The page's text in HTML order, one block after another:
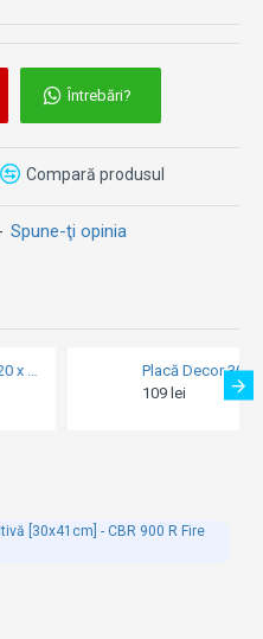
Spune-ţi opinia
Întrebări?
Compară produsul
Tac Signs 3D - Plăcuță metalică decorativă 3D [15x20cm - extra groasa] Route US 66 Indian Legend Bike
[30x41cm] - CBR 900 R Fire